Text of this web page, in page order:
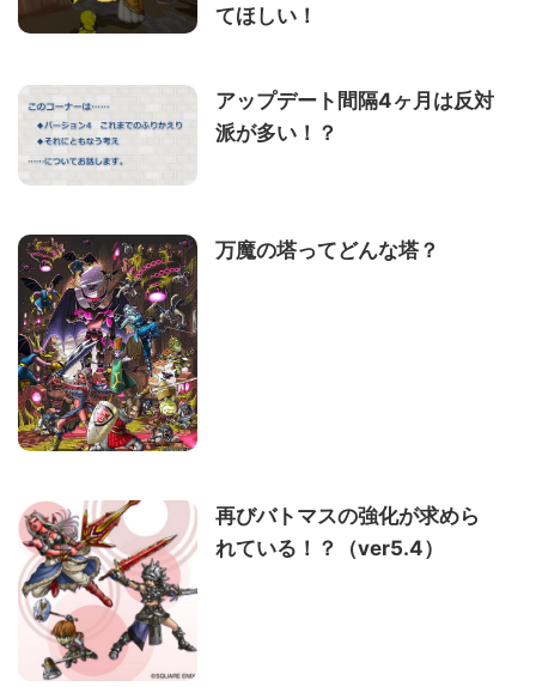
てほしい！
アップデート間隔4ヶ月は反対
派が多い！？
万魔の塔ってどんな塔？
再びバトマスの強化が求めら
れている！？（ver5.4）